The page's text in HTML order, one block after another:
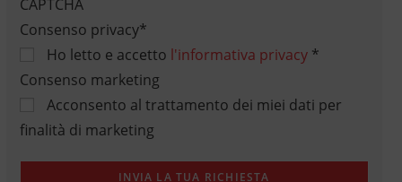
CAPTCHA
Consenso privacy*
Ho letto e accetto l'informativa privacy*
Consenso marketing
Acconsento al trattamento dei miei dati per
finalità di marketing